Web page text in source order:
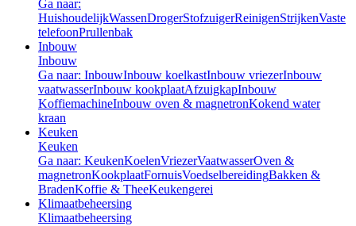
Ga naar:
HuishoudelijkWassenDrogerStofzuigerReinigenStrijkenVaste
telefoonPrullenbak
Inbouw
Inbouw
Ga naar: InbouwInbouw koelkastInbouw vriezerInbouw
vaatwasserInbouw kookplaatAfzuigkapInbouw
KoffiemachineInbouw oven & magnetronKokend water
kraan
Keuken
Keuken
Ga naar: KeukenKoelenVriezerVaatwasserOven &
magnetronKookplaatFornuisVoedselbereidingBakken &
BradenKoffie & TheeKeukengerei
Klimaatbeheersing
Klimaatbeheersing